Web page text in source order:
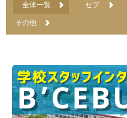
全体一覧 セブ
その他